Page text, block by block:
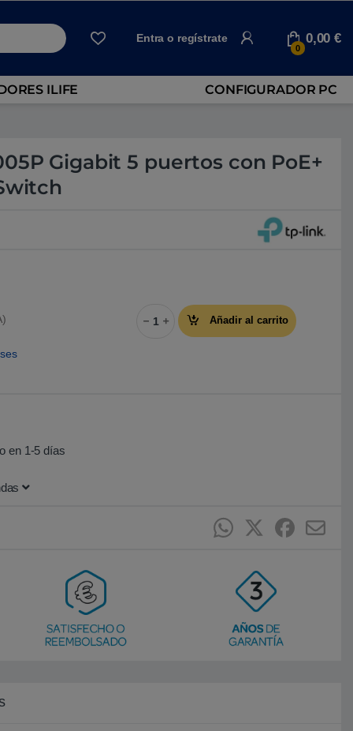
Entra o regístrate
0
0,00€
ILIFE CONFIGURADOR PC
Gigabit 5 puertos con PoE+
TP-Link TL-SG1005P Gigabit 5 puertos
Añadir al carrito
en 1-5 días